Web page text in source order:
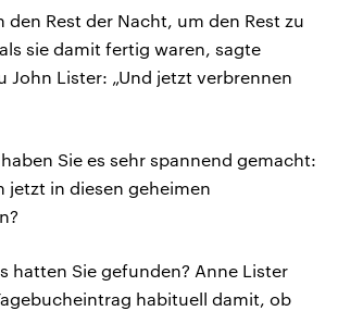
Rest der Nacht, um den Rest zu
sie damit fertig waren, sagte
John Lister: „Und jetzt verbrennen
Sie es sehr spannend gemacht:
jetzt in diesen geheimen
hatten Sie gefunden? Anne Lister
habituell damit, ob